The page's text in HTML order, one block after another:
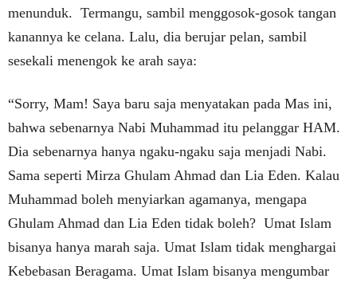
menunduk. Termangu, sambil menggosok-gosok tangan
kanannya ke celana. Lalu, dia berujar pelan, sambil
sesekali menengok ke arah saya:
“Sorry, Mam! Saya baru saja menyatakan pada Mas ini,
bahwa sebenarnya Nabi Muhammad itu pelanggar HAM.
Dia sebenarnya hanya ngaku-ngaku saja menjadi Nabi.
Sama seperti Mirza Ghulam Ahmad dan Lia Eden. Kalau
Muhammad boleh menyiarkan agamanya, mengapa
Ghulam Ahmad dan Lia Eden tidak boleh? Umat Islam
bisanya hanya marah saja. Umat Islam tidak menghargai
Kebebasan Beragama. Umat Islam bisanya mengumbar